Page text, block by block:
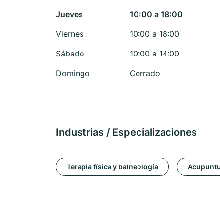
Jueves
10:00 a 18:00
Viernes
10:00 a 18:00
Sábado
10:00 a 14:00
Domingo
Cerrado
Industrias / Especializaciones
Terapia física y balneología